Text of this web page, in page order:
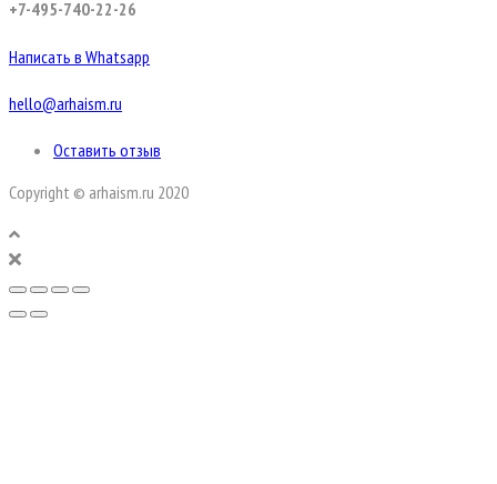
+7-495-740-22-26
Написать в Whatsapp
hello@arhaism.ru
Оставить отзыв
Copyright © arhaism.ru 2020